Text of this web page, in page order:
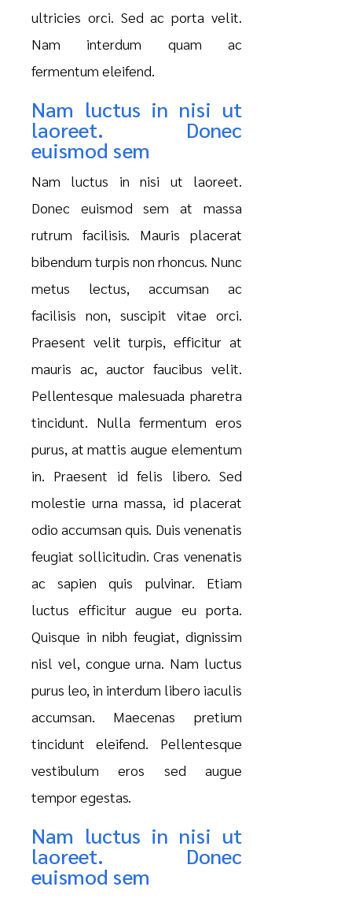
ultricies orci. Sed ac porta velit.
Nam interdum quam ac
fermentum eleifend.
Nam luctus in nisi ut
laoreet. Donec
euismod sem
Nam luctus in nisi ut laoreet.
Donec euismod sem at massa
rutrum facilisis. Mauris placerat
bibendum turpis non rhoncus. Nunc
metus lectus, accumsan ac
facilisis non, suscipit vitae orci.
Praesent velit turpis, efficitur at
mauris ac, auctor faucibus velit.
Pellentesque malesuada pharetra
tincidunt. Nulla fermentum eros
purus, at mattis augue elementum
in. Praesent id felis libero. Sed
molestie urna massa, id placerat
odio accumsan quis. Duis venenatis
feugiat sollicitudin. Cras venenatis
ac sapien quis pulvinar. Etiam
luctus efficitur augue eu porta.
Quisque in nibh feugiat, dignissim
nisl vel, congue urna. Nam luctus
purus leo, in interdum libero iaculis
accumsan. Maecenas pretium
tincidunt eleifend. Pellentesque
vestibulum eros sed augue
tempor egestas.
Nam luctus in nisi ut
laoreet. Donec
euismod sem